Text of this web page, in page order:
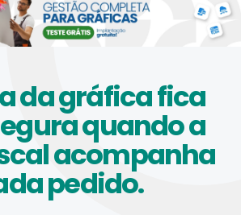
da gráfica fica
quando a
acompanha
pedido.